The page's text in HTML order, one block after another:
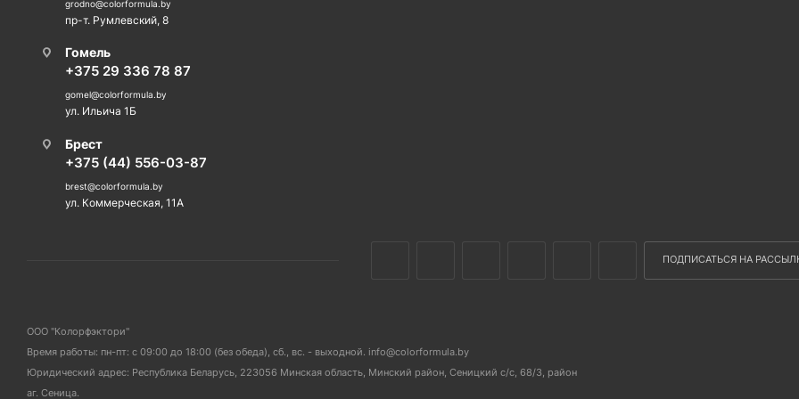
grodno@colorformula.by
пр-т. Румлевский, 8
Гомель
+375 29 336 78 87
gomel@colorformula.by
ул. Ильича 1Б
Брест
+375 (44) 556-03-87
brest@colorformula.by
ул. Коммерческая, 11А
ПОДПИСАТЬСЯ НА
ООО "Колорфэктори"
Время работы: пн-пт: с 09:00 до 18:00 (без обеда), сб., вс. - выходной. info@colorformula.by
Юридический адрес: Республика Беларусь, 223056 Минская область, Минский район, Сеницкий с/с, 68/3, район
аг. Сеница.